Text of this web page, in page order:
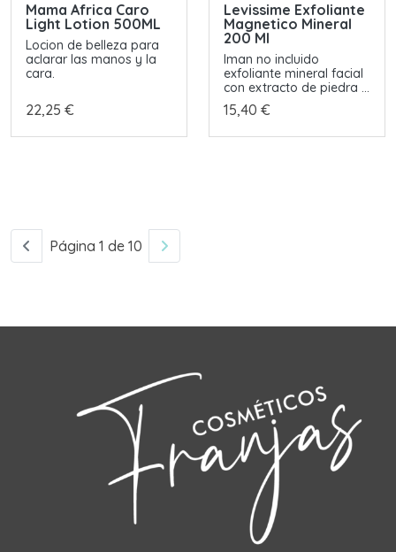
Mama Africa Caro
Light Lotion 500ML
Locion de belleza para
aclarar las manos y la
cara.
22,25 €
Levissime Exfoliante
Magnetico Mineral
200 Ml
Iman no incluido
exfoliante mineral facial
con extracto de piedra ...
15,40 €
Página 1 de 10